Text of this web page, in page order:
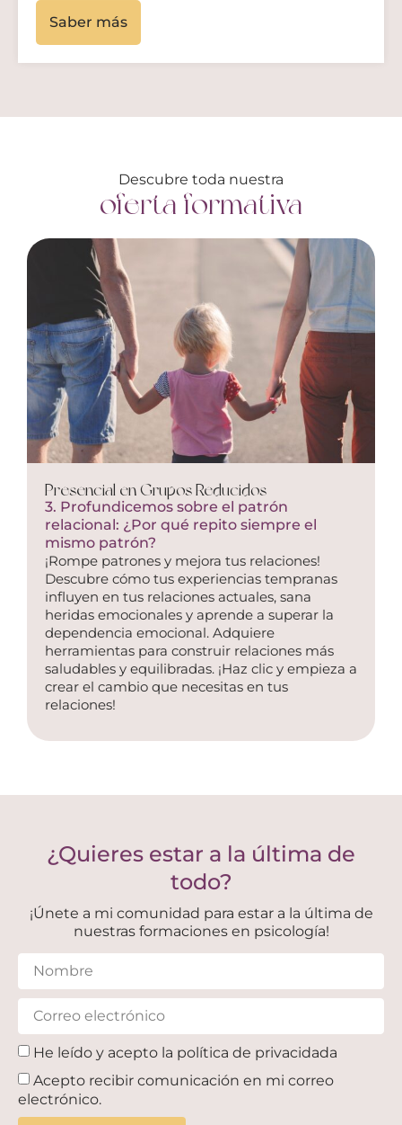
Saber más
Descubre toda nuestra
oferta formativa
Presencial en Grupos Reducidos
3. Profundicemos sobre el patrón
relacional: ¿Por qué repito siempre el
mismo patrón?
¡Rompe patrones y mejora tus relaciones!
Descubre cómo tus experiencias tempranas
influyen en tus relaciones actuales, sana
heridas emocionales y aprende a superar la
dependencia emocional. Adquiere
herramientas para construir relaciones más
saludables y equilibradas. ¡Haz clic y empieza a
crear el cambio que necesitas en tus
relaciones!
¿Quieres estar a la última de
todo?
¡Únete a mi comunidad para estar a la última de
nuestras formaciones en psicología!
He leído y acepto la política de privacidada
Acepto recibir comunicación en mi correo
electrónico.